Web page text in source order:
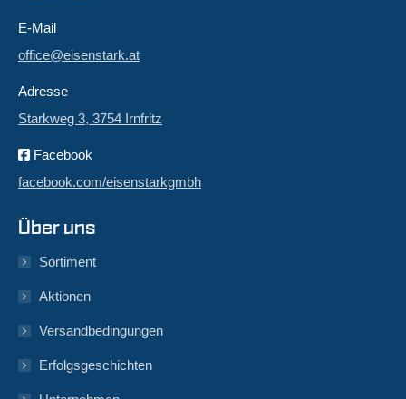
E-Mail
office@eisenstark.at
Adresse
Starkweg 3, 3754 Irnfritz
Facebook
facebook.com/eisenstarkgmbh
Über uns
Sortiment
Aktionen
Versandbedingungen
Erfolgsgeschichten